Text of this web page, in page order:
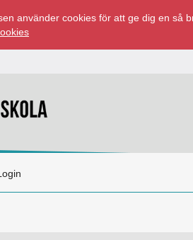
använder cookies för att ge dig en så